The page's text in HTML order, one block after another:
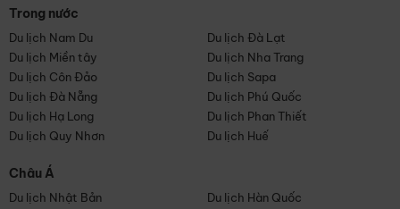
Trong nước
Du lịch Nam Du
Du lịch Đà Lạt
Du lịch Miền tây
Du lịch Nha Trang
Du lịch Côn Đảo
Du lịch Sapa
Du lịch Đà Nẵng
Du lịch Phú Quốc
Du lịch Hạ Long
Du lịch Phan Thiết
Du lịch Quy Nhơn
Du lịch Huế
Châu Á
Du lịch Nhật Bản
Du lịch Hàn Quốc